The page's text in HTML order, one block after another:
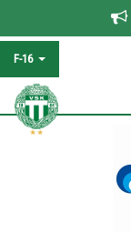
F-16
HEM